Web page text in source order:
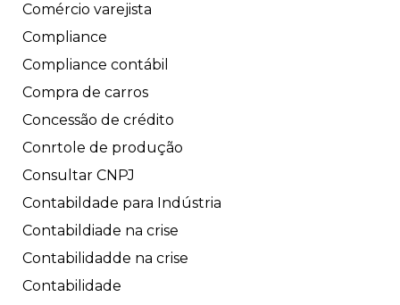
Comércio varejista
Compliance
Compliance contábil
Compra de carros
Concessão de crédito
Conrtole de produção
Consultar CNPJ
Contabildade para Indústria
Contabildiade na crise
Contabilidadde na crise
Contabilidade